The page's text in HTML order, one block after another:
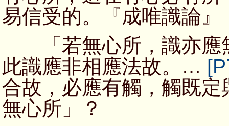
易信受的。『成唯識論
「若無心所，識亦應
此識應非相應法故。…
合故，必應有觸，觸既
無心所」？